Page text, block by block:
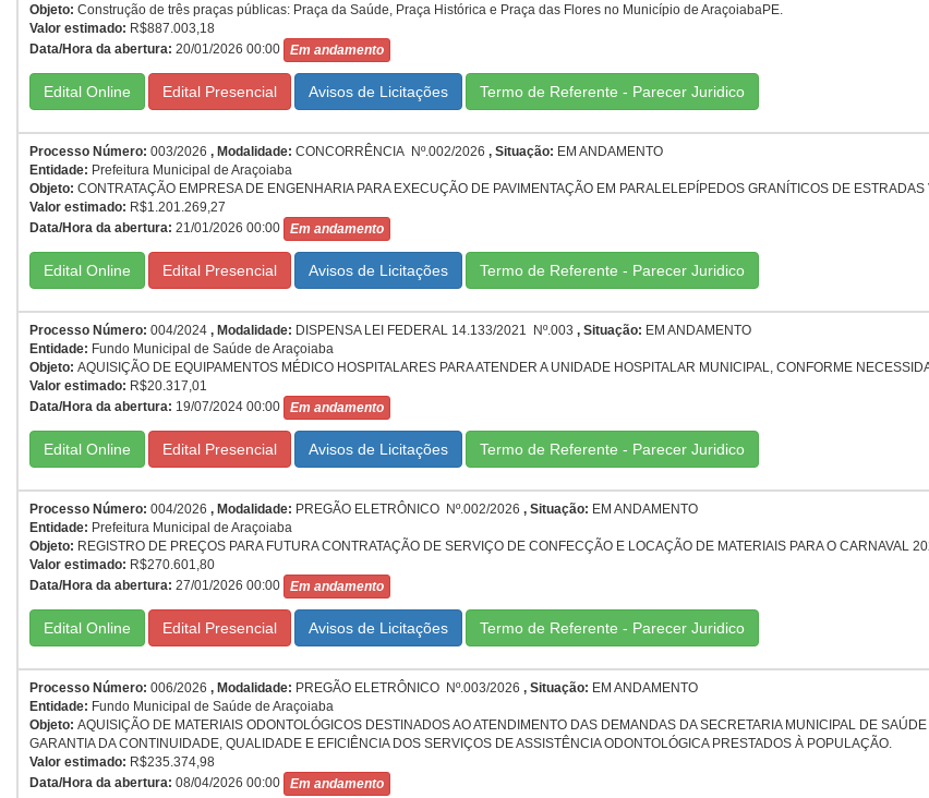
Objeto: Construção de três praças públicas: Praça da Saúde, Praça Histórica e Praça das Flores no Município de AraçoiabaPE.
Valor estimado: R$887.003,18
Data/Hora da abertura: 20/01/2026 00:00 Em andamento
Edital Online Edital Presencial Termo de Referente - Parecer Juridico
Processo Número: 003/2026 , Modalidade: CONCORRÊNCIA Nº.002/2026 , Situação: EM ANDAMENTO
Entidade: Prefeitura Municipal de Araçoiaba
Objeto: CONTRATAÇÃO EMPRESA DE ENGENHARIA PARA EXECUÇÃO DE PAVIMENTAÇÃO EM PARALELEPÍPEDOS GRANÍTICOS DE
Valor estimado: R$1.201.269,27
Data/Hora da abertura: 21/01/2026 00:00 Em andamento
Edital Online Edital Presencial Termo de Referente - Parecer Juridico
Processo Número: 004/2024 , Modalidade: DISPENSA LEI FEDERAL 14.133/2021 Nº.003 , Situação: EM ANDAMENTO
Entidade: Fundo Municipal de Saúde de Araçoiaba
Objeto: AQUISIÇÃO DE EQUIPAMENTOS MÉDICO HOSPITALARES PARA ATENDER A UNIDADE HOSPITALAR MUNICIPAL, CONFORME
Valor estimado: R$20.317,01
Data/Hora da abertura: 19/07/2024 00:00 Em andamento
Edital Online Edital Presencial Termo de Referente - Parecer Juridico
Processo Número: 004/2026 , Modalidade: PREGÃO ELETRÔNICO Nº.002/2026 , Situação: EM ANDAMENTO
Entidade: Prefeitura Municipal de Araçoiaba
Objeto: REGISTRO DE PREÇOS PARA FUTURA CONTRATAÇÃO DE SERVIÇO DE CONFECÇÃO E LOCAÇÃO DE MATERIAIS PARA O CARNAVAL
Valor estimado: R$270.601,80
Data/Hora da abertura: 27/01/2026 00:00 Em andamento
Edital Online Edital Presencial Termo de Referente - Parecer Juridico
Processo Número: 006/2026 , Modalidade: PREGÃO ELETRÔNICO Nº.003/2026 , Situação: EM ANDAMENTO
Entidade: Fundo Municipal de Saúde de Araçoiaba
Objeto: AQUISIÇÃO DE MATERIAIS ODONTOLÓGICOS DESTINADOS AO ATENDIMENTO DAS DEMANDAS DA SECRETARIA MUNICIPAL DE
GARANTIA DA CONTINUIDADE, QUALIDADE E EFICIÊNCIA DOS SERVIÇOS DE ASSISTÊNCIA ODONTOLÓGICA PRESTADOS À POPULAÇÃO.
Valor estimado: R$235.374,98
Data/Hora da abertura: 08/04/2026 00:00 Em andamento